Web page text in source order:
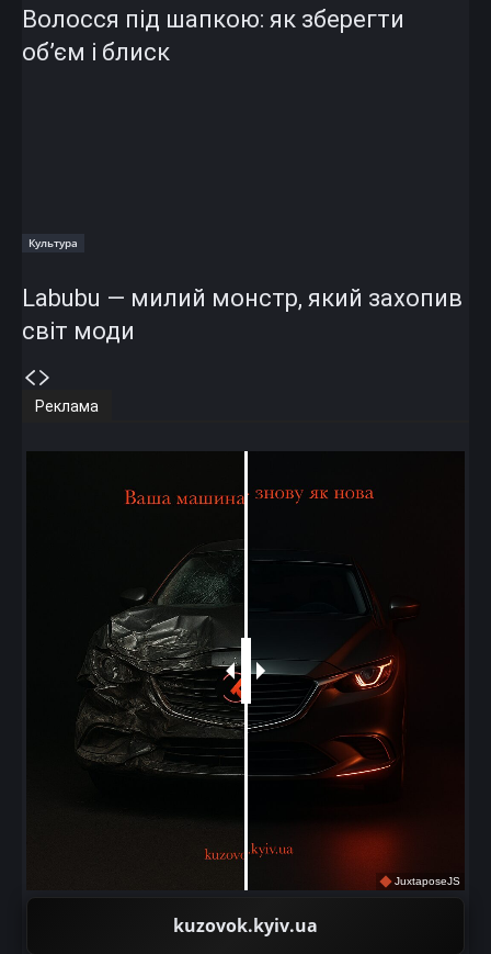
Волосся під шапкою: як зберегти
об’єм і блиск
Культура
Labubu — милий монстр, який захопив
світ моди
Реклама
JuxtaposeJS
kuzovok.kyiv.ua